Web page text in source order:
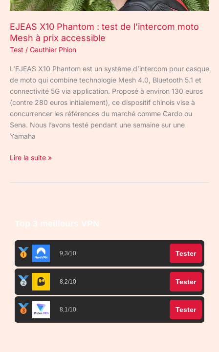
EJEAS X10 Phantom : test de l’intercom moto
Mesh à prix accessible
Test / Gauthier Phion
L’EJEAS X10 Phantom est un système d’intercom pour casque
de moto qui combine technologie Mesh 4.0, Bluetooth 5.1 et
connectivité 5G via application. Proposé à environ 130 euros
(contre 280 euros initialement), ce dispositif chinois vise à
concurrencer les références du marché comme Cardo ou
Sena. Nous l’avons testé pendant une semaine sur une
Yamaha
à
accessible
Lire la suite »
Top 3 meilleurs VPN
9,3/10 Tester
8,2/10 Tester
8,1/10 Tester